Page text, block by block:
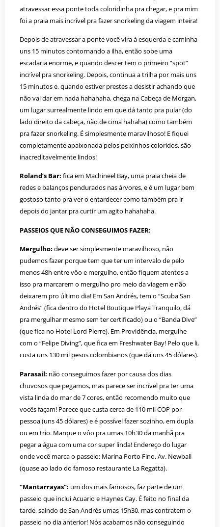
atravessar essa ponte toda coloridinha pra chegar, e pra mim
foi a praia mais incrível pra fazer snorkeling da viagem inteira!
Depois de atravessar a ponte você vira à esquerda e caminha
uns 15 minutos contornando a ilha, então sobe uma
escadaria enorme, e quando descer tem o primeiro “spot”
incrível pra snorkeling. Depois, continua a trilha por mais uns
15 minutos e, quando estiver prestes a desistir achando que
não vai dar em nada hahahaha, chega na Cabeça de Morgan,
um lugar surrealmente lindo em que dá tanto pra pular (do
lado direito da cabeça, não de cima hahaha) como também
pra fazer snorkeling. É simplesmente maravilhoso! E fiquei
completamente apaixonada pelos peixinhos coloridos, são
inacreditavelmente lindos!
Roland’s Bar: fica em Machineel Bay, uma praia cheia de
redes e balanços pendurados nas árvores, e é um lugar bem
gostoso tanto pra ver o entardecer como também pra ir
depois do jantar pra curtir um agito hahahaha.
PASSEIOS QUE NÃO CONSEGUIMOS FAZER:
Mergulho: deve ser simplesmente maravilhoso, não
pudemos fazer porque tem que ter um intervalo de pelo
menos 48h entre vôo e mergulho, então fiquem atentos a
isso pra marcarem o mergulho pro meio da viagem e não
deixarem pro último dia! Em San Andrés, tem o “Scuba San
Andrés” (fica dentro do Hotel Boutique Playa Tranquilo, dá
pra mergulhar mesmo sem ter certificado) ou o “Banda Dive”
(que fica no Hotel Lord Pierre). Em Providência, mergulhe
com o “Felipe Diving”, que fica em Freshwater Bay! Pelo que li,
custa uns 130 mil pesos colombianos (que dá uns 45 dólares).
Parasail: não conseguimos fazer por causa dos dias
chuvosos que pegamos, mas parece ser incrível pra ter uma
vista linda do mar de 7 cores, então recomendo muito que
vocês façam! Parece que custa cerca de 110 mil COP por
pessoa (uns 45 dólares) e é possível fazer sozinho, em dupla
ou em trio. Marque o vôo pra umas 10h30 da manhã pra
pegar a água com uma cor super linda! Endereço do lugar
onde você marca o passeio: Marina Porto Fino, Av. Newball
(quase ao lado do famoso restaurante La Regatta).
“Mantarrayas”: um dos mais famosos, faz parte de um
passeio que inclui Acuario e Haynes Cay. É feito no final da
tarde, saindo de San Andrés umas 15h30, mas contratem o
passeio no dia anterior! Nós acabamos não conseguindo